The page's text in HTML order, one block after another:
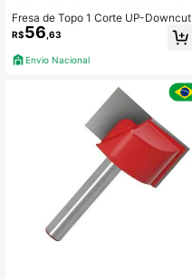
Fresa de Topo 1 Corte UP-Downcut
R$56 ,63
Envio Nacional